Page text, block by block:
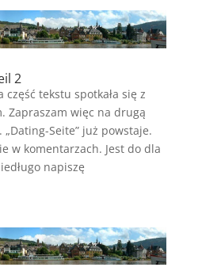
2
część tekstu spotkała się z
Zapraszam więc na drugą
Seite” już powstaje.
w komentarzach. Jest do dla
napiszę